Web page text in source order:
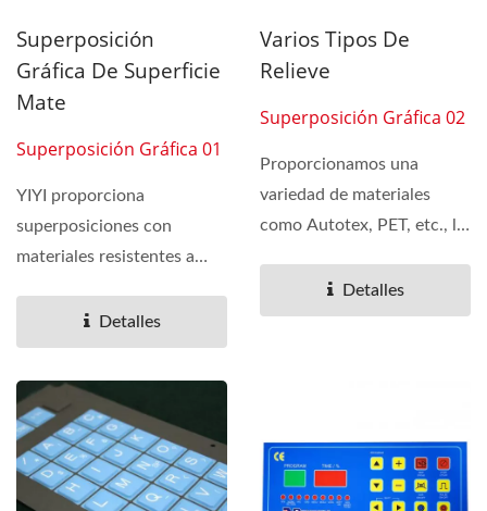
Superposición
Gráfica De Superficie
Mate
Superposición Gráfica 01
YIYI proporciona
superposiciones con
materiales resistentes a
Detalles
Varios Tipos De
Relieve
Superposición Gráfica 02
Proporcionamos una
variedad de materiales
como Autotex, PET, etc., la
superposición...
Detalles